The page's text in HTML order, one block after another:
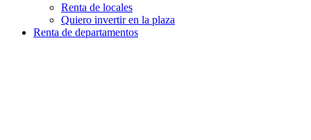
Renta de locales
Quiero invertir en la plaza
Renta de departamentos